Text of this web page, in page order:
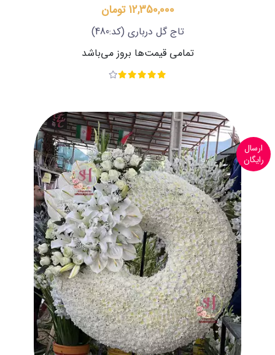
12,350,000 تومان
تاج گل درباری (کد:480)
تمامی قیمت‌ها بروز می‌باشد
ارسال
رایگان